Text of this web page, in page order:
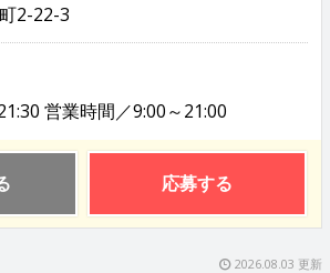
2-22-3
営業時間／9:00～21:00
応募する
2026.08.03 更新